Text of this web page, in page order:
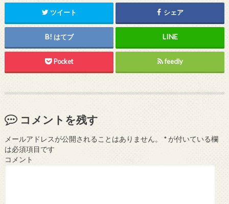
ツイート シェア
はてブ
Pocket feedly
コメントを残す
メールアドレスが公開されることはありません。 *が付いている欄
は必須項目です
コメント